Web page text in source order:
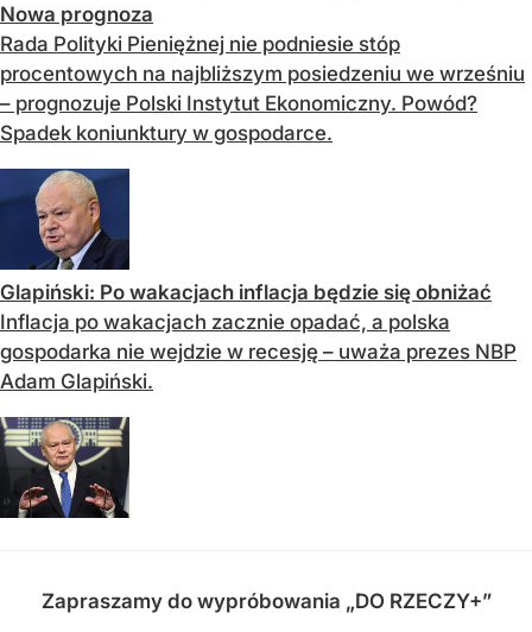
Nowa prognoza
Rada Polityki Pieniężnej nie podniesie stóp
procentowych na najbliższym posiedzeniu we wrześniu
– prognozuje Polski Instytut Ekonomiczny. Powód?
Spadek koniunktury w gospodarce.
Glapiński: Po wakacjach inflacja będzie się obniżać
Inflacja po wakacjach zacznie opadać, a polska
gospodarka nie wejdzie w recesję – uważa prezes NBP
Adam Glapiński.
Zapraszamy do wypróbowania „DO RZECZY+”